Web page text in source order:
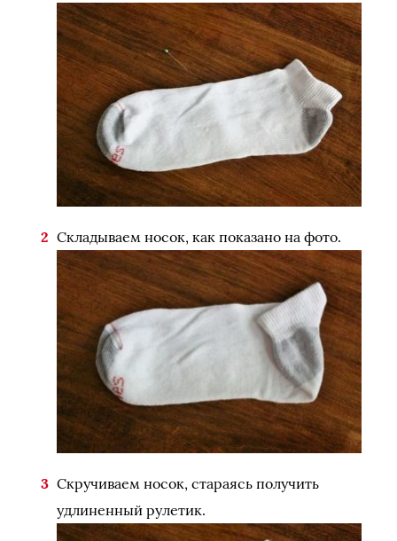
Складываем носок, как показано на фото.
Скручиваем носок, стараясь получить
удлиненный рулетик.